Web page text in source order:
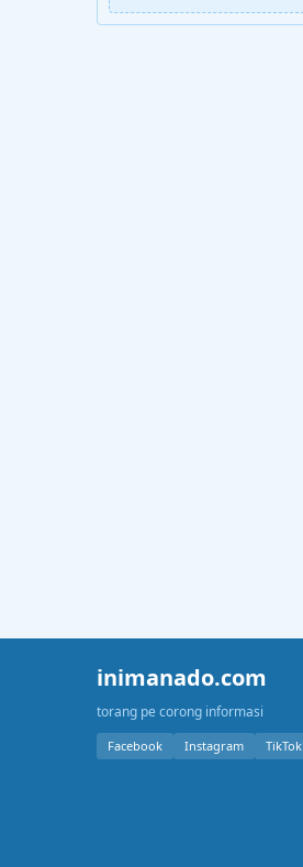
inimanado.com
torang pe corong informasi
Facebook Instagram TikTok